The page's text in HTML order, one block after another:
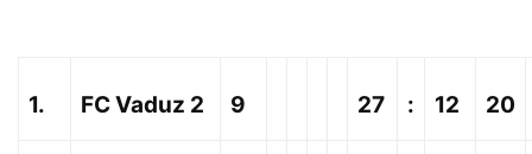
1. FC Vaduz 2 9 27 : 12 20